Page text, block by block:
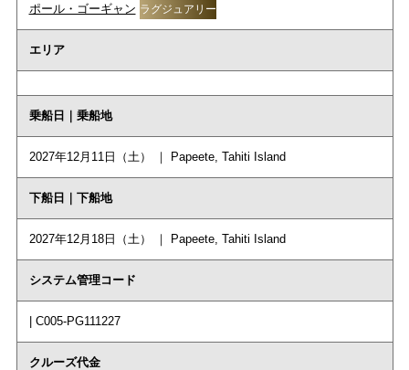
ポール・ゴーギャン ラグジュアリー
エリア
乗船日｜乗船地
2027年12月11日（土） ｜ Papeete, Tahiti Island
下船日｜下船地
2027年12月18日（土） ｜ Papeete, Tahiti Island
システム管理コード
| C005-PG111227
クルーズ代金